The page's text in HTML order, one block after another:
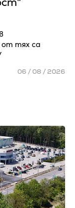
от тях са
06 / 08 / 2026